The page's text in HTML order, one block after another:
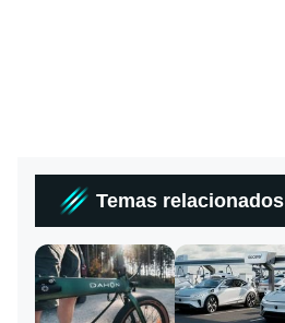
Temas relacionados